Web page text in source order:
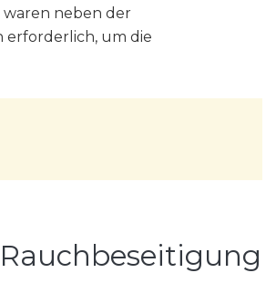
waren neben der
um die